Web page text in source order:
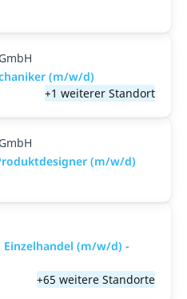
(m/w/d)
+1 weiterer Standort
(m/w/d)
(m/w/d) -
+65 weitere Standorte